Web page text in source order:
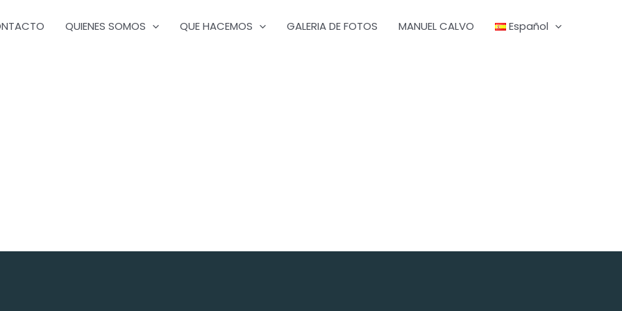
QUIENES SOMOS QUE HACEMOS GALERIA DE FOTOS MANUEL CALVO Español